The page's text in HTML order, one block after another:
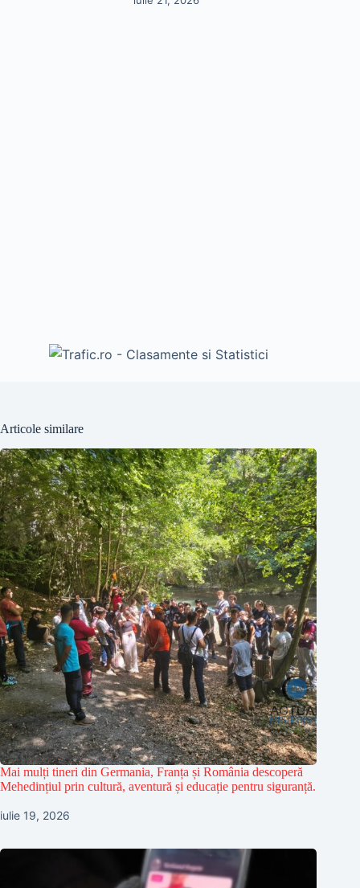
Articole similare
Mai mulți tineri din Germania, Franța și România descoperă
Mehedințiul prin cultură, aventură și educație pentru siguranță.
iulie 19, 2026